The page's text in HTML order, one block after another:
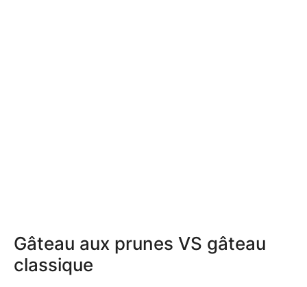
Gâteau aux prunes VS gâteau
classique